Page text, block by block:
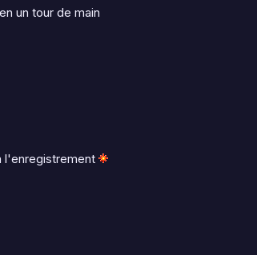
un tour de main
l'enregistrement